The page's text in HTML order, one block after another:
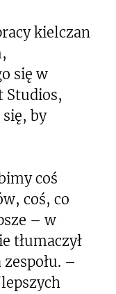
kielczan
się w
Studios,
by
coś
coś, co
– w
tłumaczył
–